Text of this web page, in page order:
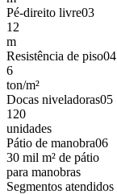
Pé-direito livre03
12
m
Resistência de piso04
6
ton/m²
Docas niveladoras05
120
unidades
Pátio de manobra06
30 mil m² de pátio
para manobras
Segmentos atendidos